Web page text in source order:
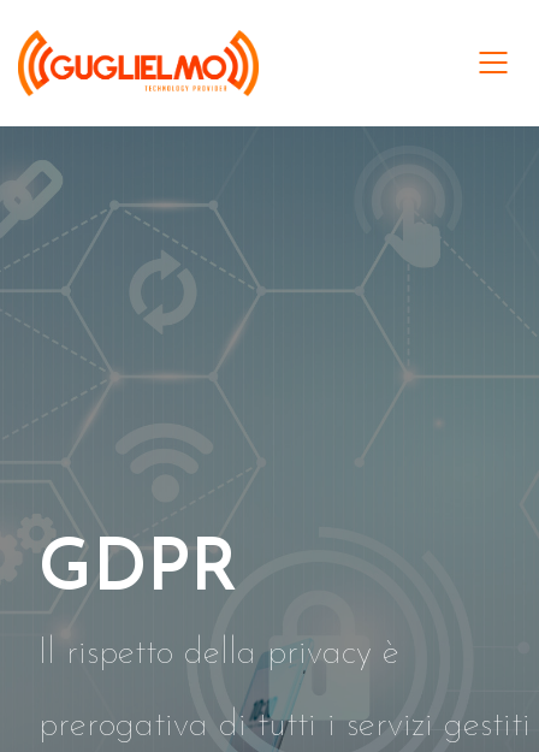
GDPR
Il rispetto della privacy è
prerogativa di tutti i servizi gestiti